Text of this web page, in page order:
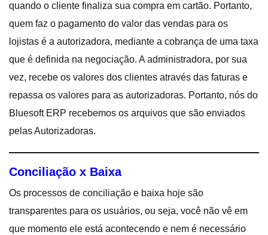
quando o cliente finaliza sua compra em cartão. Portanto,
quem faz o pagamento do valor das vendas para os
lojistas é a autorizadora, mediante a cobrança de uma taxa
que é definida na negociação. A administradora, por sua
vez, recebe os valores dos clientes através das faturas e
repassa os valores para as autorizadoras. Portanto, nós do
Bluesoft ERP recebemos os arquivos que são enviados
pelas Autorizadoras.
Conciliação x Baixa
Os processos de conciliação e baixa hoje são
transparentes para os usuários, ou seja, você não vê em
que momento ele está acontecendo e nem é necessário